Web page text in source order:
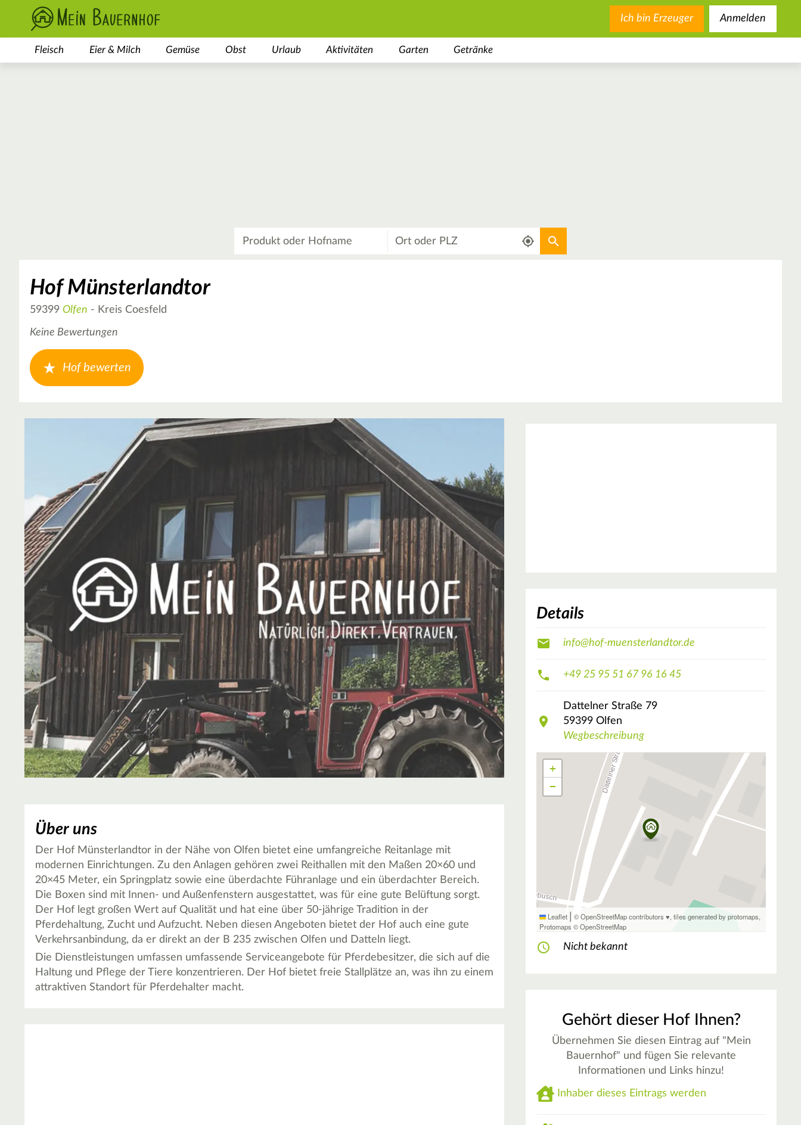
Ich bin Erzeuger Anmelden
Fleisch Eier & Milch Gemüse Obst Urlaub Aktivitäten Garten Getränke
Aktuellen Standort verwenden
Hof Münsterlandtor
59399 Olfen - Kreis Coesfeld
Keine Bewertungen
Hof bewerten
Über uns
Der Hof Münsterlandtor in der Nähe von Olfen bietet eine umfangreiche Reitanlage mit
modernen Einrichtungen. Zu den Anlagen gehören zwei Reithallen mit den Maßen 20×60 und
20×45 Meter, ein Springplatz sowie eine überdachte Führanlage und ein überdachter Bereich.
Die Boxen sind mit Innen- und Außenfenstern ausgestattet, was für eine gute Belüftung sorgt.
Der Hof legt großen Wert auf Qualität und hat eine über 50-jährige Tradition in der
Pferdehaltung, Zucht und Aufzucht. Neben diesen Angeboten bietet der Hof auch eine gute
Verkehrsanbindung, da er direkt an der B 235 zwischen Olfen und Datteln liegt.
Die Dienstleistungen umfassen umfassende Serviceangebote für Pferdebesitzer, die sich auf die
Haltung und Pflege der Tiere konzentrieren. Der Hof bietet freie Stallplätze an, was ihn zu einem
attraktiven Standort für Pferdehalter macht.
Details
info@hof-muensterlandtor.de
+49 25 95 51 67 96 16 45
Dattelner Straße 79
59399 Olfen
Wegbeschreibung
+
−
Leaflet | © OpenStreetMap contributors ♥,tiles generated by protomaps,
Protomaps ©OpenStreetMap
Nicht bekannt
Gehört dieser Hof Ihnen?
Übernehmen Sie diesen Eintrag auf "Mein
Bauernhof" und fügen Sie relevante
Informationen und Links hinzu!
Inhaber dieses Eintrags werden